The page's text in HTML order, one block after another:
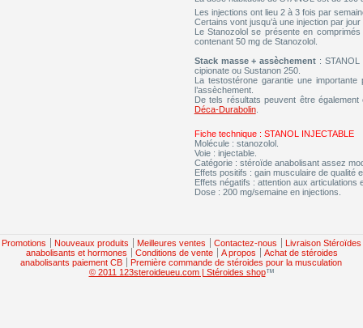
Les injections ont lieu 2 à 3 fois par
Certains vont jusqu’à une injection par
Le Stanozolol se présente en
contenant 50 mg de Stanozolol.
Stack masse + assèchement :
cipionate ou Sustanon 250.
La testostérone garantie une
l’assèchement.
De tels résultats peuvent être
Déca-Durabolin.
Fiche technique : STANOL INJECTABLE
Molécule : stanozolol.
Voie : injectable.
Catégorie : stéroïde anabolisant assez
Effets positifs : gain musculaire de qualité
Effets négatifs : attention aux articulations
Dose : 200 mg/semaine en injections.
Promotions Nouveaux produits Meilleures ventes Contactez-nous
Livraison Stéroïdes
anabolisants et hormones
Conditions de vente A propos
Achat de stéroides
anabolisants paiement CB
Première commande de stéroides pour la musculation
© 2011 123steroideueu.com | Stéroides shop™